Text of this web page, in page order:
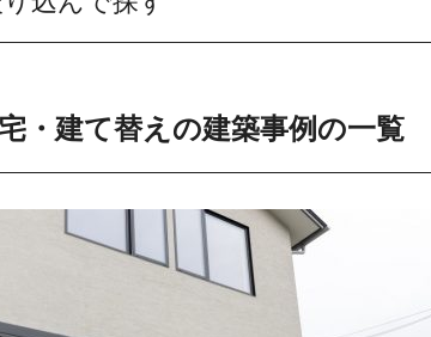
・建て替えの建築事例の一覧